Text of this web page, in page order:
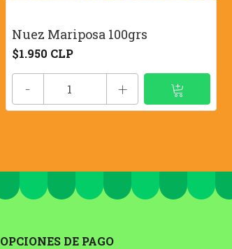
Nuez Mariposa 100grs
$1.950 CLP
- +
OPCIONES DE PAGO